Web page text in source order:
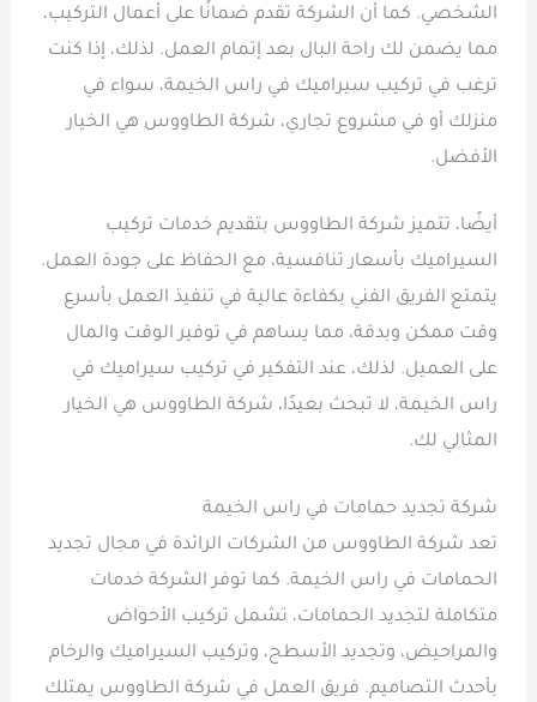
الشخصي. كما أن الشركة تقدم ضمانًا على أعمال التركيب،
مما يضمن لك راحة البال بعد إتمام العمل. لذلك، إذا كنت
ترغب في تركيب سيراميك في راس الخيمة، سواء في
منزلك أو في مشروع تجاري، شركة الطاووس هي الخيار
الأفضل.
أيضًا، تتميز شركة الطاووس بتقديم خدمات تركيب
السيراميك بأسعار تنافسية، مع الحفاظ على جودة العمل.
يتمتع الفريق الفني بكفاءة عالية في تنفيذ العمل بأسرع
وقت ممكن وبدقة، مما يساهم في توفير الوقت والمال
على العميل. لذلك، عند التفكير في تركيب سيراميك في
راس الخيمة، لا تبحث بعيدًا، شركة الطاووس هي الخيار
المثالي لك.
شركة تجديد حمامات في راس الخيمة
تعد شركة الطاووس من الشركات الرائدة في مجال تجديد
الحمامات في راس الخيمة. كما توفر الشركة خدمات
متكاملة لتجديد الحمامات، تشمل تركيب الأحواض
والمراحيض، وتجديد الأسطح، وتركيب السيراميك والرخام
بأحدث التصاميم. فريق العمل في شركة الطاووس يمتلك